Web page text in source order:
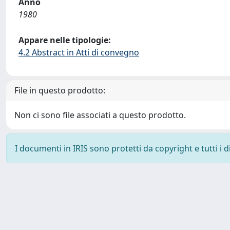
1980
Appare nelle tipologie:
4.2 Abstract in Atti di convegno
File in questo prodotto:
Non ci sono file associati a questo prodotto.
I documenti in IRIS sono protetti da copyright e tutti i